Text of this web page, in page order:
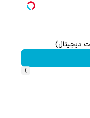
دیجیتال)
›